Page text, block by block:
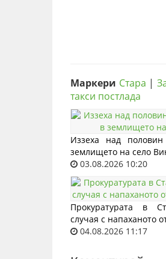
Маркери Стара |
такси постлада
Иззеха над
землището на село
03.08.2026 10:20
Прокуратурата в
случая с напаханото
04.08.2026 11:17